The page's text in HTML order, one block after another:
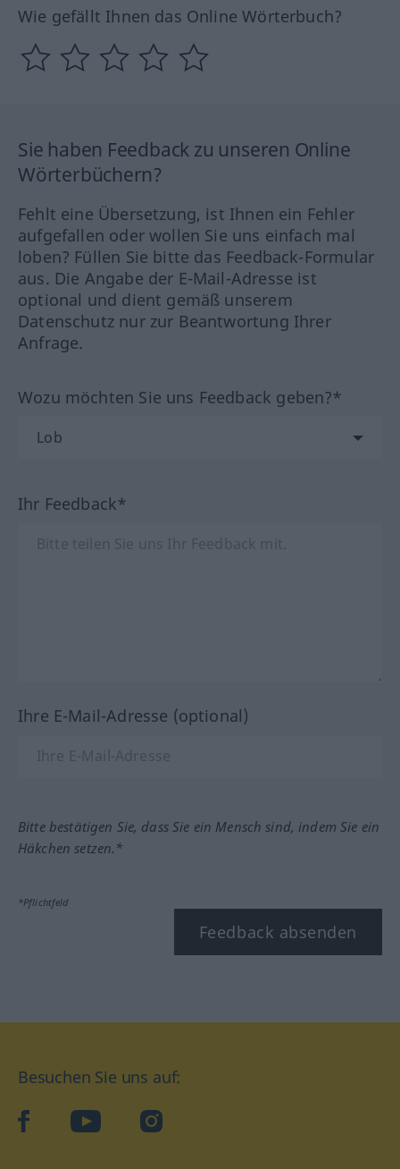
Wie gefällt Ihnen das Online Wörterbuch?
Sie haben Feedback zu unseren Online
Wörterbüchern?
Fehlt eine Übersetzung, ist Ihnen ein Fehler
aufgefallen oder wollen Sie uns einfach mal
loben? Füllen Sie bitte das Feedback-Formular
aus. Die Angabe der E-Mail-Adresse ist
optional und dient gemäß unserem
Datenschutz nur zur Beantwortung Ihrer
Anfrage.
Wozu möchten Sie uns Feedback geben?*
Ihr Feedback*
Ihre E-Mail-Adresse (optional)
Bitte bestätigen Sie, dass Sie ein Mensch sind, indem Sie ein
Häkchen setzen.*
*Pflichtfeld
Feedback absenden
Besuchen Sie uns auf:
facebookYouTube Instagram